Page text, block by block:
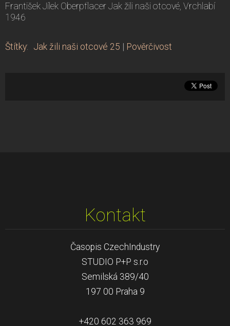
František Jílek Oberpflacer Jak žili naši otcové, Vrchlabí
1946
Štítky: Jak žili naši otcové 25 | Pověrčivost
Kontakt
Časopis CzechIndustry
STUDIO P+P s.r.o
Semilská 389/40
197 00 Praha 9
+420 602 363 969